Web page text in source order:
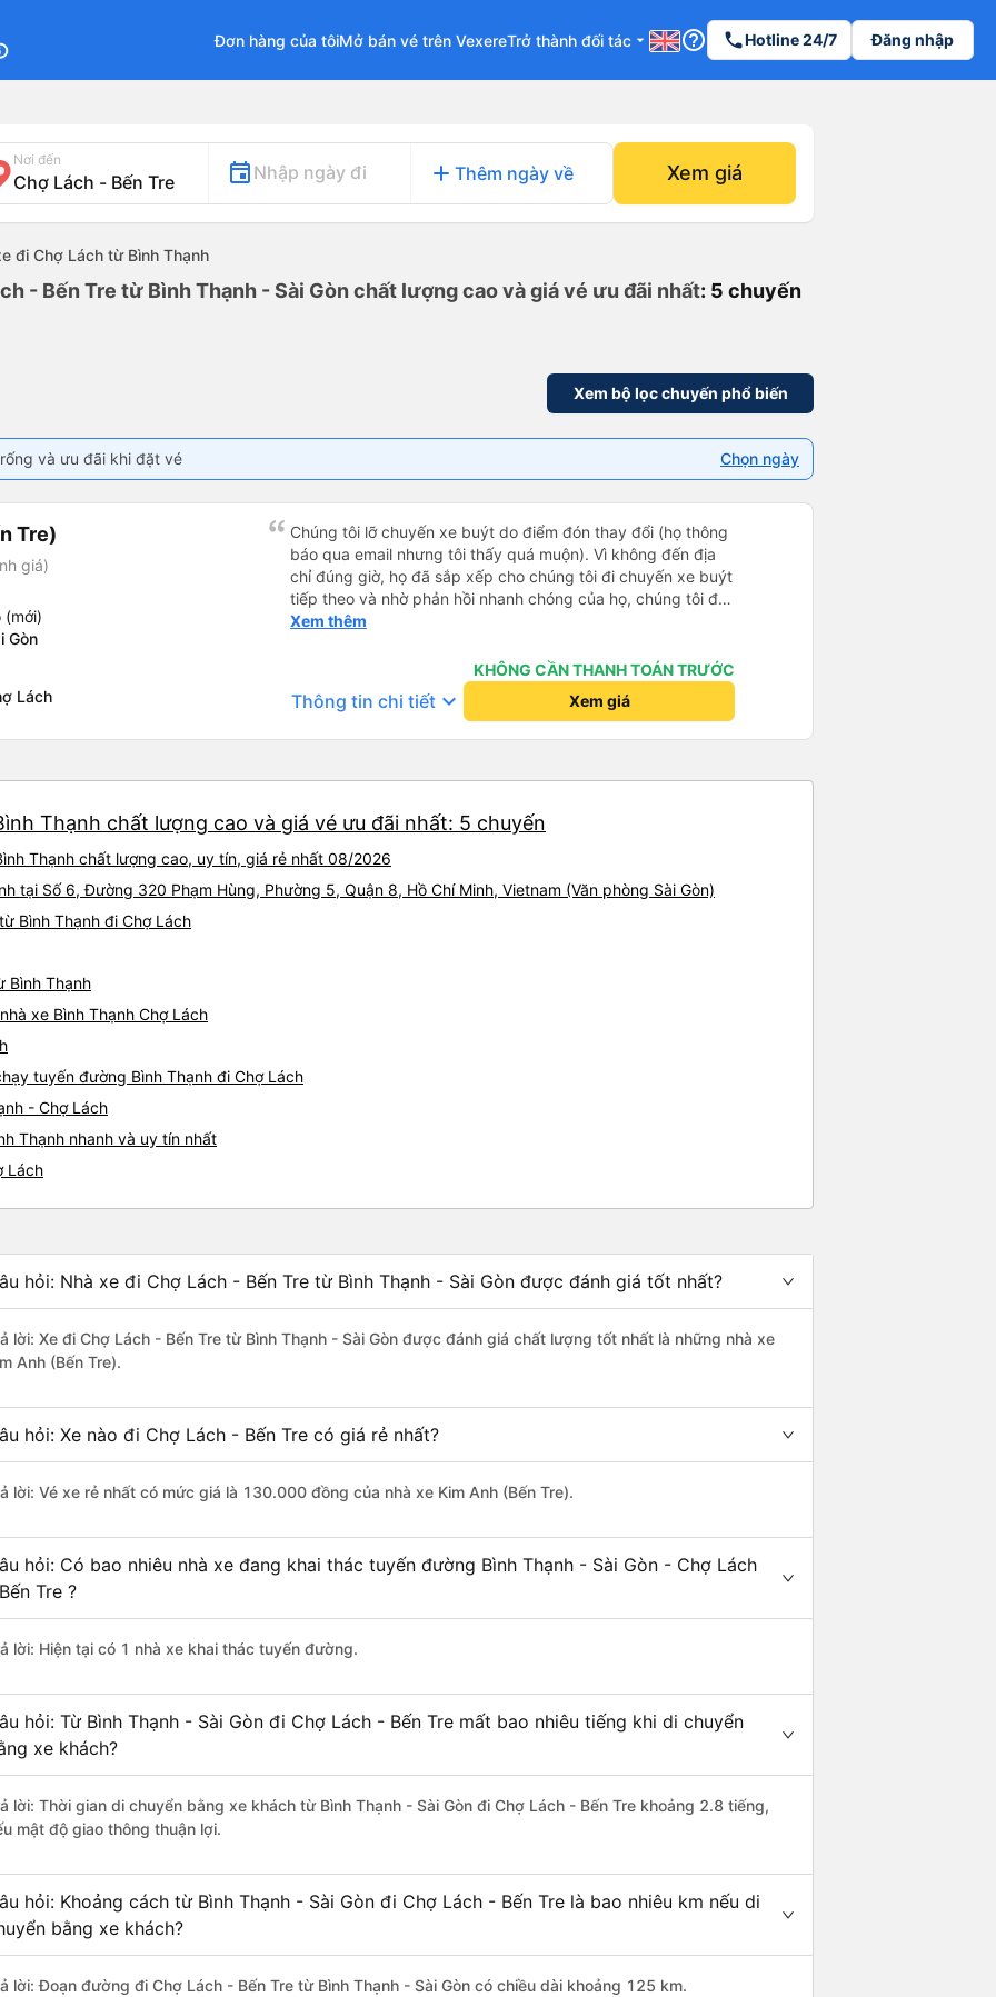
Đơn hàng của tôiMở bán vé trên VexereTrở thành đối tác arrow_drop_down help_outline phoneHotline 24/7 Đăng nhập
Nơi đến
Nhập ngày đi add Thêm ngày về Xem giá
đi Chợ Lách từ Bình Thạnh
- Bến Tre từ Bình Thạnh - Sài Gòn chất lượng cao và giá vé ưu đãi nhất: 5 chuyến
Xem bộ lọc chuyến phổ biến
và ưu đãi khi đặt vé Chọn ngày
Tre)
giá)
(mới)
Gòn
Lách
Chúng tôi lỡ chuyến xe buýt do điểm đón thay đổi (họ thông
báo qua email nhưng tôi thấy quá muộn). Vì không đến địa
chỉ đúng giờ, họ đã sắp xếp cho chúng tôi đi chuyến xe buýt
tiếp theo và nhờ phản hồi nhanh chóng của họ, chúng tôi đã
đến được điểm đến một cách suôn sẻ. Nhìn chung, trải
Xem thêm
KHÔNG CẦN THANH TOÁN TRƯỚC
Thông tin chi tiết keyboard_arrow_down Xem giá
Thạnh chất lượng cao và giá vé ưu đãi nhất: 5 chuyến
Thạnh chất lượng cao, uy tín, giá rẻ nhất 08/2026
tại Số 6, Đường 320 Phạm Hùng, Phường 5, Quận 8, Hồ Chí Minh, Vietnam (Văn phòng Sài Gòn)
Bình Thạnh đi Chợ Lách
Bình Thạnh
xe Bình Thạnh Chợ Lách
tuyến đường Bình Thạnh đi Chợ Lách
- Chợ Lách
Thạnh nhanh và uy tín nhất
Lách
hỏi: Nhà xe đi Chợ Lách - Bến Tre từ Bình Thạnh - Sài Gòn được đánh giá tốt nhất?
lời: Xe đi Chợ Lách - Bến Tre từ Bình Thạnh - Sài Gòn được đánh giá chất lượng tốt nhất là những nhà xe
Anh (Bến Tre).
hỏi: Xe nào đi Chợ Lách - Bến Tre có giá rẻ nhất?
lời: Vé xe rẻ nhất có mức giá là 130.000 đồng của nhà xe Kim Anh (Bến Tre).
hỏi: Có bao nhiêu nhà xe đang khai thác tuyến đường Bình Thạnh - Sài Gòn - Chợ Lách
Tre ?
lời: Hiện tại có 1 nhà xe khai thác tuyến đường.
hỏi: Từ Bình Thạnh - Sài Gòn đi Chợ Lách - Bến Tre mất bao nhiêu tiếng khi di chuyển
xe khách?
lời: Thời gian di chuyển bằng xe khách từ Bình Thạnh - Sài Gòn đi Chợ Lách - Bến Tre khoảng 2.8 tiếng,
mật độ giao thông thuận lợi.
hỏi: Khoảng cách từ Bình Thạnh - Sài Gòn đi Chợ Lách - Bến Tre là bao nhiêu km nếu di
bằng xe khách?
lời: Đoạn đường đi Chợ Lách - Bến Tre từ Bình Thạnh - Sài Gòn có chiều dài khoảng 125 km.